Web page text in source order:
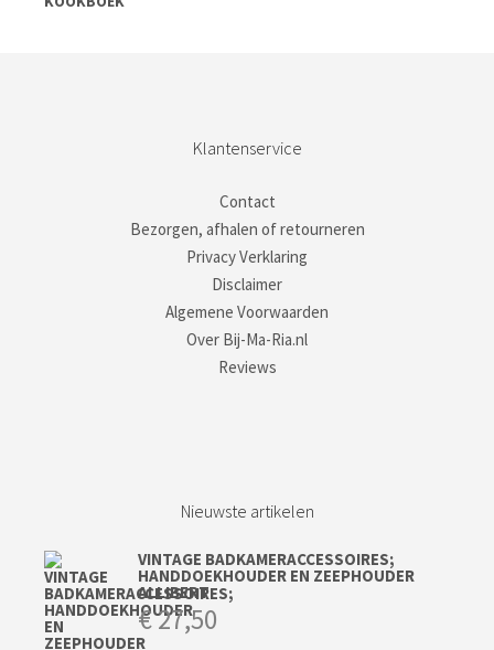
Klantenservice
Contact
Bezorgen, afhalen of retourneren
Privacy Verklaring
Disclaimer
Algemene Voorwaarden
Over Bij-Ma-Ria.nl
Reviews
Nieuwste artikelen
VINTAGE BADKAMERACCESSOIRES;
HANDDOEKHOUDER EN ZEEPHOUDER
ALLIBERT
€27,50